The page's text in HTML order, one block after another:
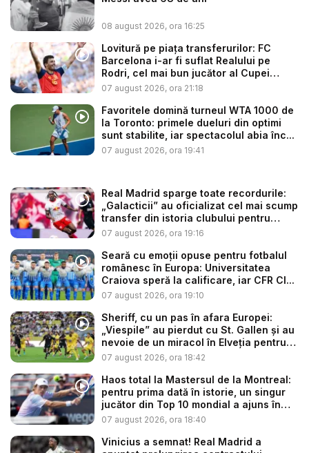
08 august 2026, ora 16:25
Lovitură pe piața transferurilor: FC
Barcelona i-ar fi suflat Realului pe
Rodri, cel mai bun jucător al Cupei
Mon...
07 august 2026, ora 21:18
Favoritele domină turneul WTA 1000 de
la Toronto: primele dueluri din optimi
sunt stabilite, iar spectacolul abia înc...
07 august 2026, ora 19:41
Real Madrid sparge toate recordurile:
„Galacticii” au oficializat cel mai scump
transfer din istoria clubului pentru
sup...
07 august 2026, ora 19:16
Seară cu emoții opuse pentru fotbalul
românesc în Europa: Universitatea
Craiova speră la calificare, iar CFR Cl...
07 august 2026, ora 19:10
Sheriff, cu un pas în afara Europei:
„Viespile” au pierdut cu St. Gallen și au
nevoie de un miracol în Elveția pentru
a...
07 august 2026, ora 18:42
Haos total la Mastersul de la Montreal:
pentru prima dată în istorie, un singur
jucător din Top 10 mondial a ajuns în
op...
07 august 2026, ora 18:40
Vinicius a semnat! Real Madrid a